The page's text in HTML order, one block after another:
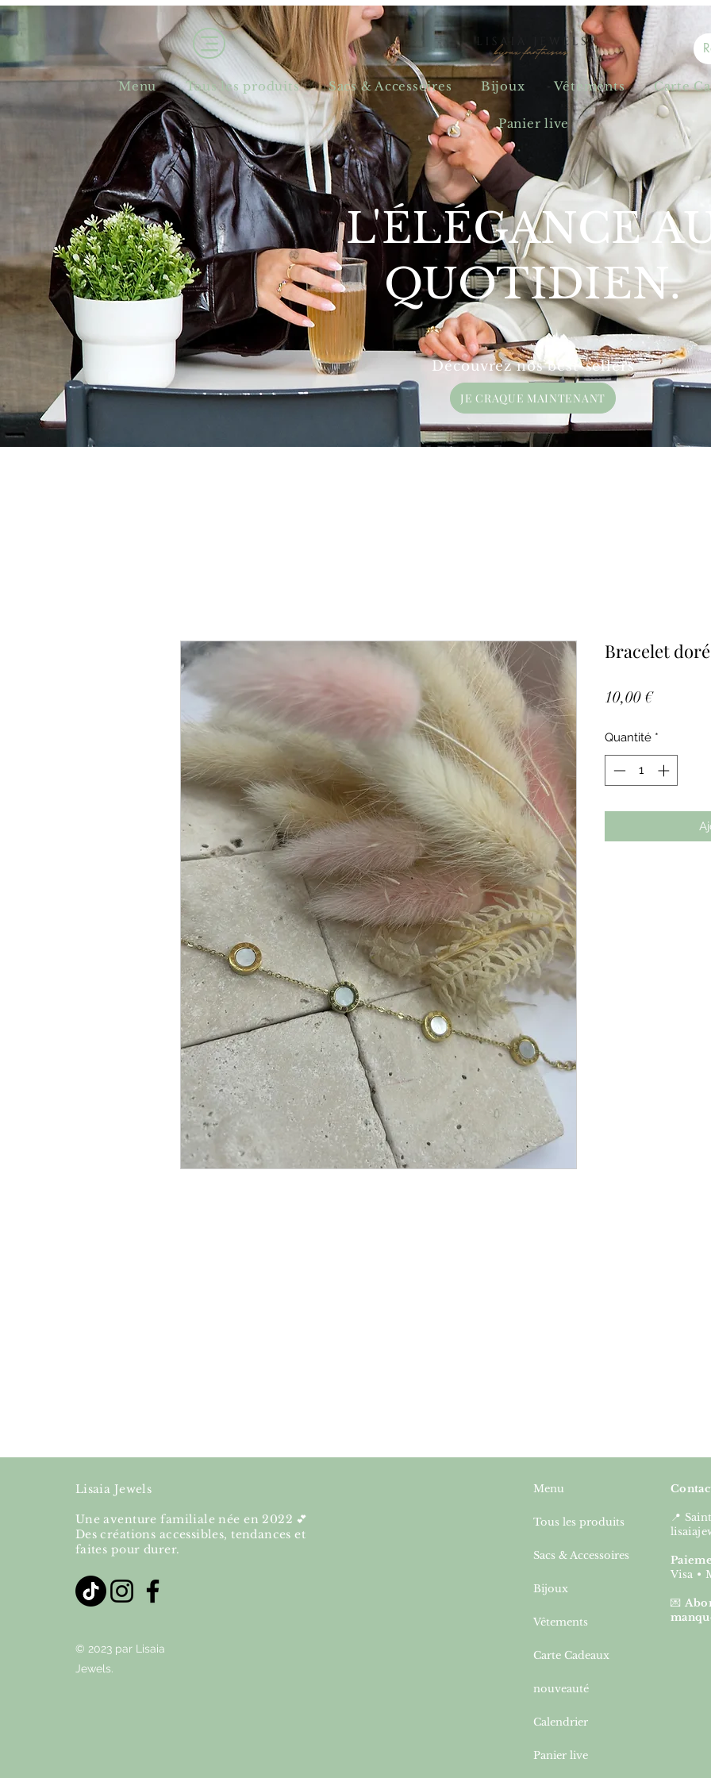
Menu Tous les produits Sacs & Accessoires Bijoux Vêtements Carte
Panier live
L'ÉLÉGANCE
QUOTIDIEN.
Découvrez nos best-sellers
JE CRAQUE MAINTENANT
Bracelet doré
10,00 €Prix
Quantité *
Lisaia Jewels
Une aventure familiale née en 2022 💕
Des créations accessibles, tendances et
faites pour durer.
© 2023 par Lisaia
Jewels.
Menu
Tous les produits
Sacs & Accessoires
Bijoux
Vêtements
Carte Cadeaux
nouveauté
Calendrier
Panier live
📍
Visa •
💌